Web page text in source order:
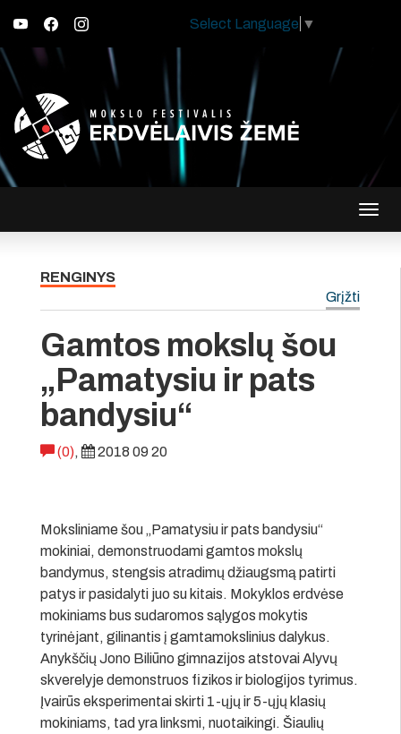
Select Language ▼
RENGINYS
Grįžti
Gamtos mokslų šou
„Pamatysiu ir pats
bandysiu“
(0), 2018 09 20
Moksliniame šou „Pamatysiu ir pats bandysiu“
mokiniai, demonstruodami gamtos mokslų
bandymus, stengsis atradimų džiaugsmą patirti
patys ir pasidalyti juo su kitais. Mokyklos erdvėse
mokiniams bus sudaromos sąlygos mokytis
tyrinėjant, gilinantis į gamtamokslinius dalykus.
Anykščių Jono Biliūno gimnazijos atstovai Alyvų
skverelyje demonstruos fizikos ir biologijos tyrimus.
Įvairūs eksperimentai skirti 1-ųjų ir 5-ųjų klasių
mokiniams, tad yra linksmi, nuotaikingi. Šiaulių